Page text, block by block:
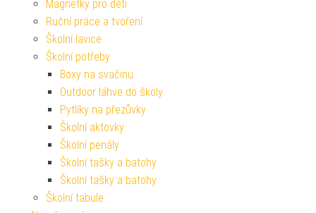
Magnetky pro děti
Ruční práce a tvoření
Školní lavice
Školní potřeby
Boxy na svačinu
Outdoor láhve do školy
Pytlíky na přezůvky
Školní aktovky
Školní penály
Školní tašky a batohy
Školní tašky a batohy
Školní tabule